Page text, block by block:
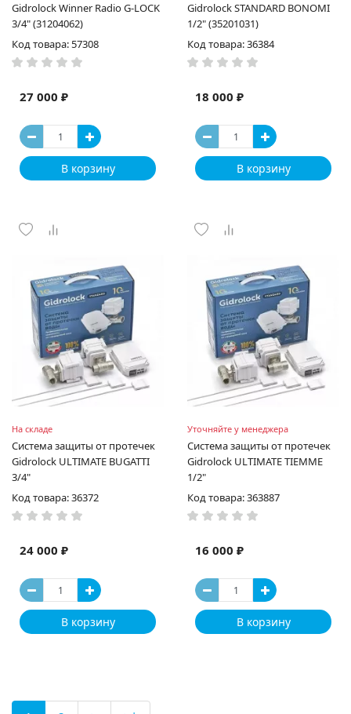
Gidrоlock Winner Radio G-LOCK
3/4" (31204062)
Код товара: 57308
27 000 ₽
В корзину
Gidrolock STANDARD BONOMI
1/2" (35201031)
Код товара: 36384
18 000 ₽
В корзину
На складе
Система защиты от протечек
Gidrolock ULTIMATE BUGATTI
3/4"
Код товара: 36372
24 000 ₽
В корзину
Уточняйте у менеджера
Система защиты от протечек
Gidrolock ULTIMATE TIEMME
1/2"
Код товара: 363887
16 000 ₽
В корзину